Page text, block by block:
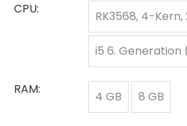
CPU: RK3568, 4-Kern,
i5 6. Generation
RAM: 4 GB 8 GB